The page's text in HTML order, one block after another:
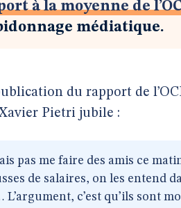
à la moyenne de
médiatique.
du rapport de
Pietri jubile :
pas me faire des amis ce
de salaires, on les entend
c’est qu’ils sont